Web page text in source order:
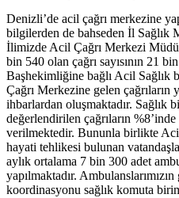
Denizli’de acil çağrı merkezine
bilgilerden de bahseden İl
İlimizde Acil Çağrı Merkezi
bin 540 olan çağrı sayısının 21
Başhekimliğine bağlı Acil Sağlık
Çağrı Merkezine gelen çağrıların
ihbarlardan oluşmaktadır. Sağlık
değerlendirilen çağrıların
verilmektedir. Bununla birlikte
hayati tehlikesi bulunan
aylık ortalama 7 bin 300 adet
yapılmaktadır.
koordinasyonu sağlık komuta